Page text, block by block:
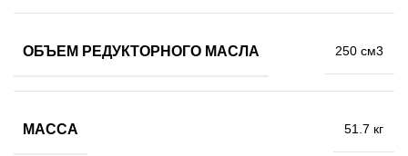
ОБЪЕМ РЕДУКТОРНОГО МАСЛА 250 см3
МАССА 51.7 кг